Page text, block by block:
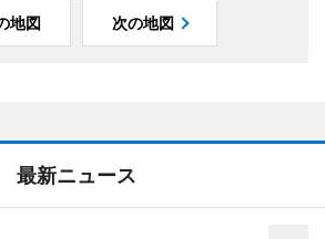
地図 次の地図
最新ニュース